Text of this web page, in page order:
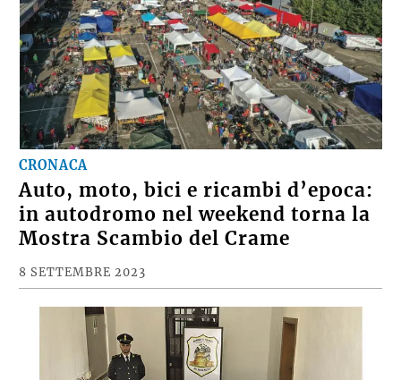
CRONACA
Auto, moto, bici e ricambi d’epoca:
in autodromo nel weekend torna la
Mostra Scambio del Crame
8 SETTEMBRE 2023